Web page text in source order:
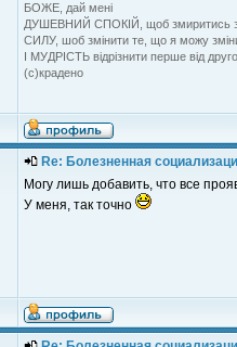
БОЖЕ, дай менi
ДУШЕВНИЙ СПОКIЙ, щоб змиритись з
СИЛУ, шоб змiнити те, що я можу
I МУДРIСТЬ вiдрiзнити перше вiд
(с)крадено
Re: Болезненная
Могу лишь добавить, что все
У меня, так точно